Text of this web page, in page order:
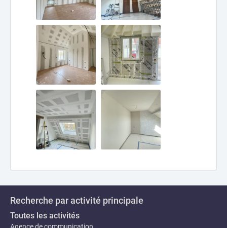
Recherche par activité principale
Toutes les activités